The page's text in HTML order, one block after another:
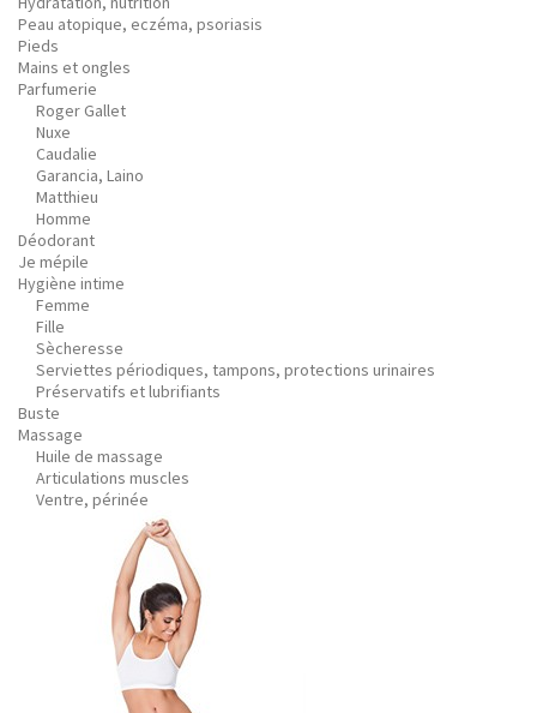
Peau atopique, eczéma, psoriasis
Pieds
Mains et ongles
Parfumerie
Roger Gallet
Nuxe
Caudalie
Garancia, Laino
Matthieu
Homme
Déodorant
Je mépile
Hygiène intime
Femme
Fille
Sècheresse
Serviettes périodiques, tampons, protections urinaires
Préservatifs et lubrifiants
Buste
Massage
Huile de massage
Articulations muscles
Ventre, périnée